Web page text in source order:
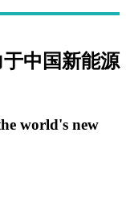
中国新能源
world's new